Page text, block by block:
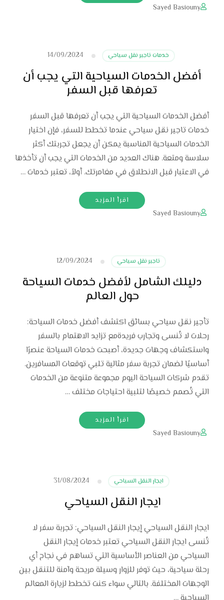
Sayed Basiouny
خدمات تاجير نقل سياحي 14/09/2024
أفضل الخدمات السياحية التي يجب أن
تعرفها قبل السفر
أفضل الخدمات السياحية التي يجب أن تعرفها قبل السفر
خدمات تاجير نقل سياحي عندما تخطط للسفر، فإن اختيار
الخدمات السياحية المناسبة يمكن أن يجعل تجربتك أكثر
سلاسة ومتعة. هناك العديد من الخدمات التي يجب أن تأخذها
في الاعتبار قبل الانطلاق في مغامرتك. أولاً، تعتبر خدمات …
اقرأ المزيد
Sayed Basiouny
تاجير نقل سياحي 12/09/2024
دليلك الشامل لأفضل خدمات السياحة
حول العالم
تأجير نقل سياحي بسائق اكتشف أفضل خدمات السياحة:
رحلات لا تُنسى وتجارب فريدةمع تزايد الاهتمام بالسفر
واستكشاف وجهات جديدة، أصبحت خدمات السياحة عنصرًا
أساسيًا لضمان تجربة سفر مثالية تلبي توقعات المسافرين.
تقدم شركات السياحة اليوم مجموعة متنوعة من الخدمات
التي تُصمم خصيصًا لتلبية احتياجات مختلف …
اقرأ المزيد
Sayed Basiouny
ايجار النقل السياحي 31/08/2024
ايجار النقل السياحي
ايجار النقل السياحي إيجار النقل السياحي: تجربة سفر لا
تُنسى ايجار النقل السياحي تعتبر خدمات إيجار النقل
السياحي من العناصر الأساسية التي تساهم في نجاح أي
رحلة سياحية، حيث توفر للزوار وسيلة مريحة وآمنة للتنقل بين
الوجهات المختلفة. بالتالي سواء كنت تخطط لزيارة المعالم